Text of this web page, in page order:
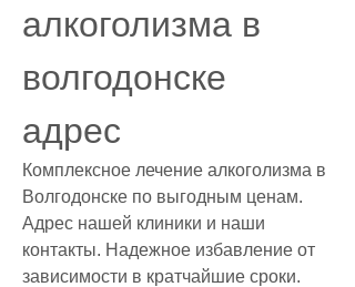
алкоголизма в
волгодонске
адрес
Комплексное лечение алкоголизма в
Волгодонске по выгодным ценам.
Адрес нашей клиники и наши
контакты. Надежное избавление от
зависимости в кратчайшие сроки.